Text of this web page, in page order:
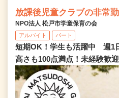
放課後児童クラブの非常
NPO法人 松戸市学童保育の会
アルバイト パート
短期OK！学生も活躍中 週1
高さも100点満点！未経験歓